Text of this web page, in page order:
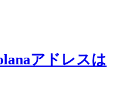
アドレスは